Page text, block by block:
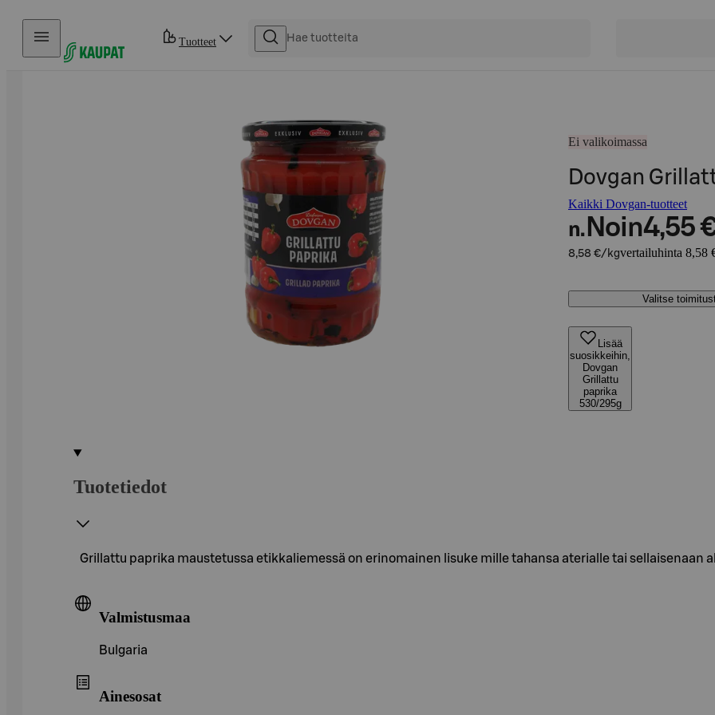
Hyppää sisältöön
Tuotteet
Ei valikoimassa
Dovgan
Kaikki Dovgan-tuotteet
n. Noin4,55
8,58 €/kgvertailuhinta 8,58
Valitse
Lisää
suosikkeihin,
Dovgan
Grillattu
paprika
530/295g
Tuotetiedot
Grillattu paprika maustetussa etikkaliemessä on erinomainen lisuke mille tahansa aterialle tai sellaisenaan
Valmistusmaa
Bulgaria
Ainesosat